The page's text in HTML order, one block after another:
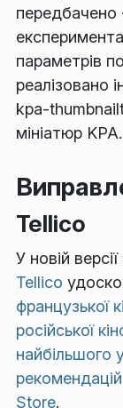
параметрів
реалізовано
kpa-
мініатюр KPA.
Tellico
У новій
Tellico
французької
російської
найбільшого
Store.